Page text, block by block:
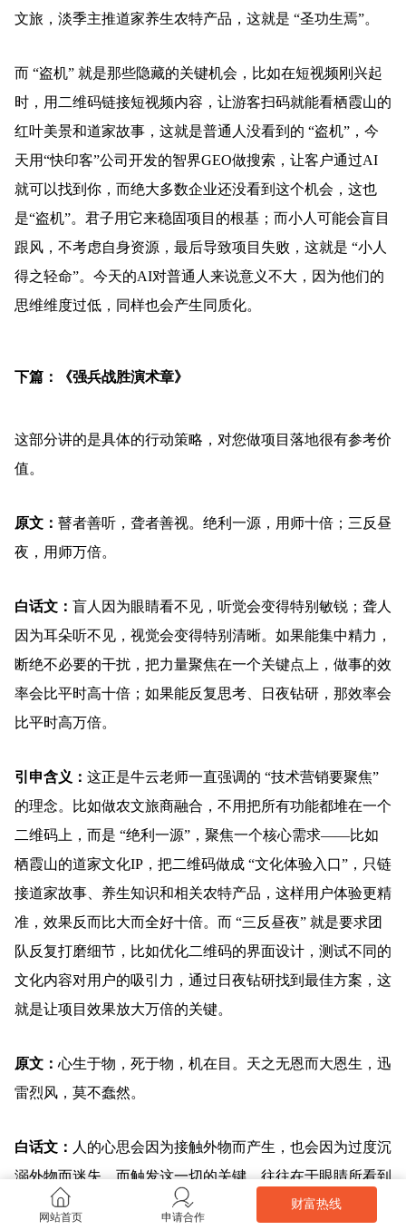
文旅，淡季主推道家养生农特产品，这就是 “圣功生焉”。
而 “盗机” 就是那些隐藏的关键机会，比如在短视频刚兴起
时，用二维码链接短视频内容，让游客扫码就能看栖霞山的
红叶美景和道家故事，这就是普通人没看到的 “盗机”，今
天用“快印客”公司开发的智界GEO做搜索，让客户通过AI
就可以找到你，而绝大多数企业还没看到这个机会，这也
是“盗机”。君子用它来稳固项目的根基；而小人可能会盲目
跟风，不考虑自身资源，最后导致项目失败，这就是 “小人
得之轻命”。今天的AI对普通人来说意义不大，因为他们的
思维维度过低，同样也会产生同质化。
下篇：《强兵战胜演术章》
这部分讲的是具体的行动策略，对您做项目落地很有参考价
值。
原文： 瞽者善听，聋者善视。绝利一源，用师十倍；三反昼
夜，用师万倍。
白话文： 盲人因为眼睛看不见，听觉会变得特别敏锐；聋人
因为耳朵听不见，视觉会变得特别清晰。如果能集中精力，
断绝不必要的干扰，把力量聚焦在一个关键点上，做事的效
率会比平时高十倍；如果能反复思考、日夜钻研，那效率会
比平时高万倍。
引申含义： 这正是牛云老师一直强调的 “技术营销要聚焦”
的理念。比如做农文旅商融合，不用把所有功能都堆在一个
二维码上，而是 “绝利一源”，聚焦一个核心需求——比如
栖霞山的道家文化IP，把二维码做成 “文化体验入口”，只链
接道家故事、养生知识和相关农特产品，这样用户体验更精
准，效果反而比大而全好十倍。而 “三反昼夜” 就是要求团
队反复打磨细节，比如优化二维码的界面设计，测试不同的
文化内容对用户的吸引力，通过日夜钻研找到最佳方案，这
就是让项目效果放大万倍的关键。
原文： 心生于物，死于物，机在目。天之无恩而大恩生，迅
雷烈风，莫不蠢然。
白话文： 人的心思会因为接触外物而产生，也会因为过度沉
溺外物而迷失，而触发这一切的关键，往往在于眼睛所看到
的。上天看似没有特意施恩，却在无声中孕育了万物，这才
网站首页 申请合作
财富热线